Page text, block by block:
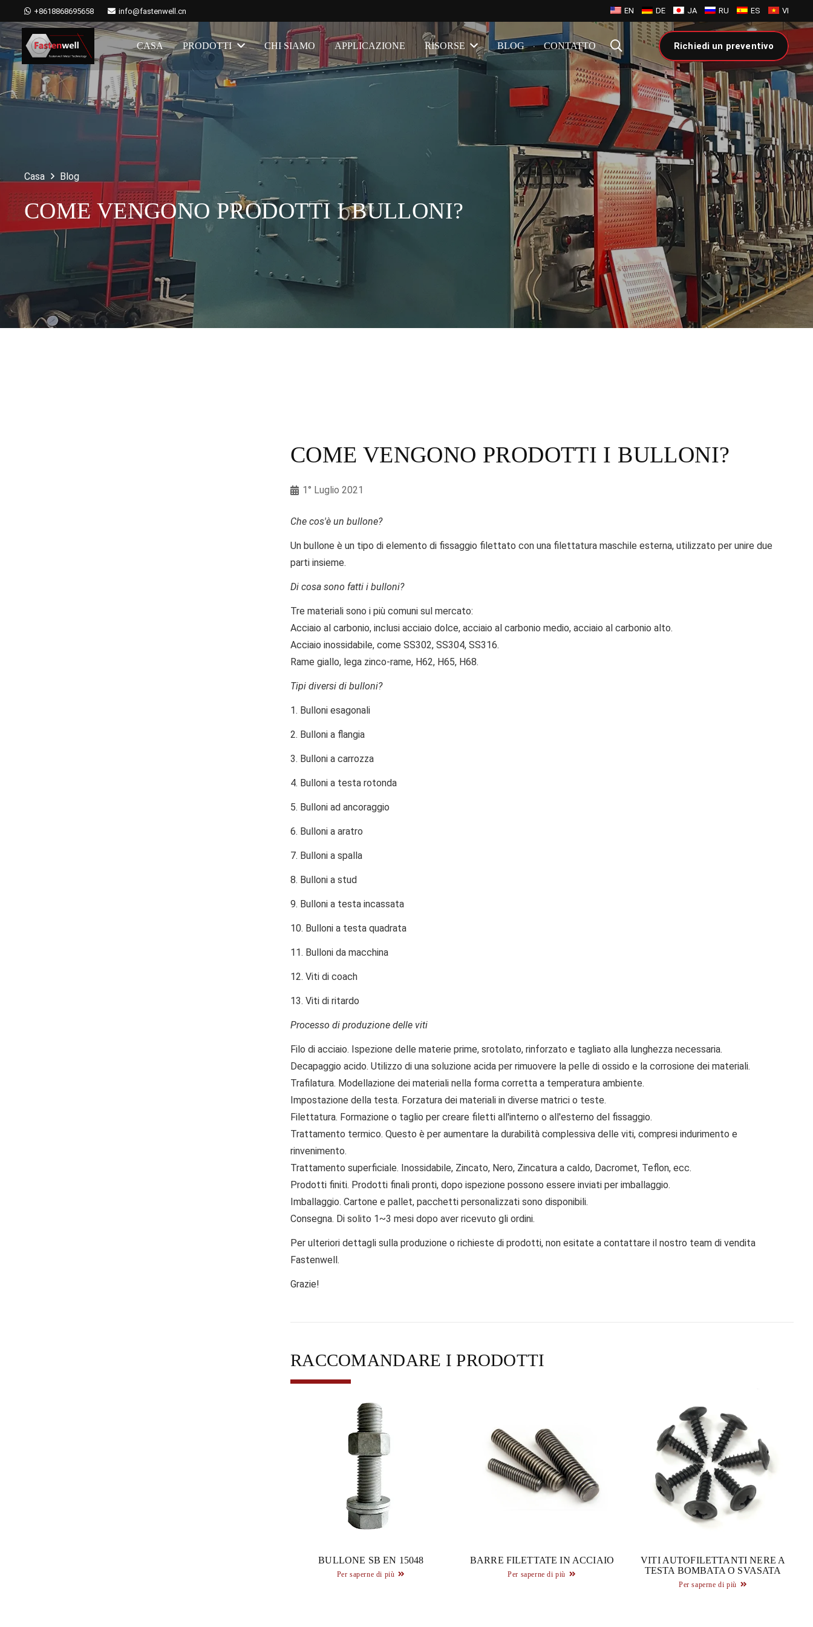
+8618868695658 info@fastenwell.cn EN DE JA RU ES VI
CASA PRODOTTI CHI SIAMO APPLICAZIONE RISORSE BLOG CONTATTO Richiedi un preventivo
Casa Blog
COME VENGONO PRODOTTI I BULLONI?
COME VENGONO PRODOTTI I BULLONI?
1° Luglio 2021
Che cos'è un bullone?
Un bullone è un tipo di elemento di fissaggio filettato con una filettatura maschile esterna, utilizzato per unire due
parti insieme.
Di cosa sono fatti i bulloni?
Tre materiali sono i più comuni sul mercato:
Acciaio al carbonio, inclusi acciaio dolce, acciaio al carbonio medio, acciaio al carbonio alto.
Acciaio inossidabile, come SS302, SS304, SS316.
Rame giallo, lega zinco-rame, H62, H65, H68.
Tipi diversi di bulloni?
1. Bulloni esagonali
2. Bulloni a flangia
3. Bulloni a carrozza
4. Bulloni a testa rotonda
5. Bulloni ad ancoraggio
6. Bulloni a aratro
7. Bulloni a spalla
8. Bulloni a stud
9. Bulloni a testa incassata
10. Bulloni a testa quadrata
11. Bulloni da macchina
12. Viti di coach
13. Viti di ritardo
Processo di produzione delle viti
Filo di acciaio. Ispezione delle materie prime, srotolato, rinforzato e tagliato alla lunghezza necessaria.
Decapaggio acido. Utilizzo di una soluzione acida per rimuovere la pelle di ossido e la corrosione dei materiali.
Trafilatura. Modellazione dei materiali nella forma corretta a temperatura ambiente.
Impostazione della testa. Forzatura dei materiali in diverse matrici o teste.
Filettatura. Formazione o taglio per creare filetti all'interno o all'esterno del fissaggio.
Trattamento termico. Questo è per aumentare la durabilità complessiva delle viti, compresi indurimento e
rinvenimento.
Trattamento superficiale. Inossidabile, Zincato, Nero, Zincatura a caldo, Dacromet, Teflon, ecc.
Prodotti finiti. Prodotti finali pronti, dopo ispezione possono essere inviati per imballaggio.
Imballaggio. Cartone e pallet, pacchetti personalizzati sono disponibili.
Consegna. Di solito 1~3 mesi dopo aver ricevuto gli ordini.
Per ulteriori dettagli sulla produzione o richieste di prodotti, non esitate a contattare il nostro team di vendita
Fastenwell.
Grazie!
RACCOMANDARE I PRODOTTI
BULLONE SB EN 15048
Per saperne di più
BARRE FILETTATE IN ACCIAIO
Per saperne di più
VITI AUTOFILETTANTI NERE A
TESTA BOMBATA O SVASATA
Per saperne di più